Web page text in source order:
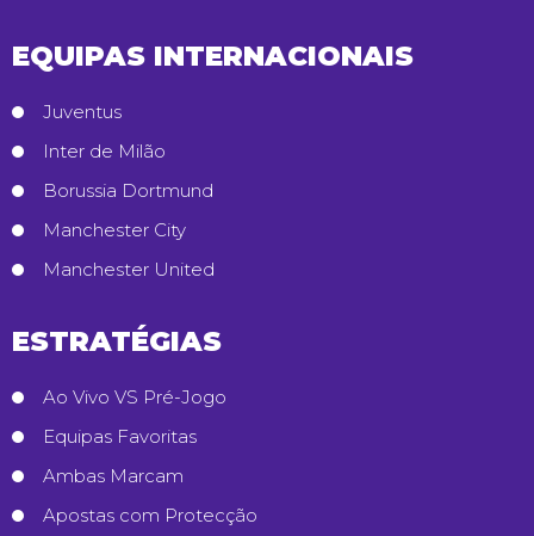
EQUIPAS INTERNACIONAIS
Juventus
Inter de Milão
Borussia Dortmund
Manchester City
Manchester United
ESTRATÉGIAS
Ao Vivo VS Pré-Jogo
Equipas Favoritas
Ambas Marcam
Apostas com Protecção